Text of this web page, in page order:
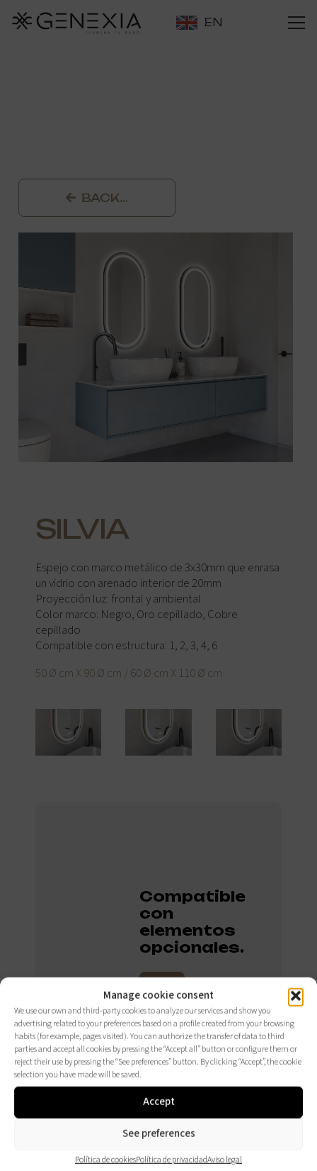
Manage cookie consent
We use our own and third-party cookies to analyze our services and show you
advertising related to your preferences based on a profile created from your browsing
habits (for example, pages visited). You can authorize the transfer of data to third
parties and accept all cookies by pressing the “Accept all” button or configure them or
reject their use by pressing the “See preferences” button. By clicking “Accept”, the cookie
selection you have made will be saved.
Accept
See preferences
Política de cookiesPolítica de privacidadAviso legal
EN
BACK…
SILVIA
Espejo con marco metálico de 3x30mm que enrasa
un vidrio con arenado interior de 20mm
Proyección luz: frontal y ambiental
Color marco: Negro, Oro cepillado, Cobre
cepillado
Compatible con estructura: 1, 2, 3, 4, 6
50 Ø cm X 90 Ø cm / 60 Ø cm X 110 Ø cm
Compatible
con
elementos
opcionales.
CONSÚLTALOS
AQUÍ